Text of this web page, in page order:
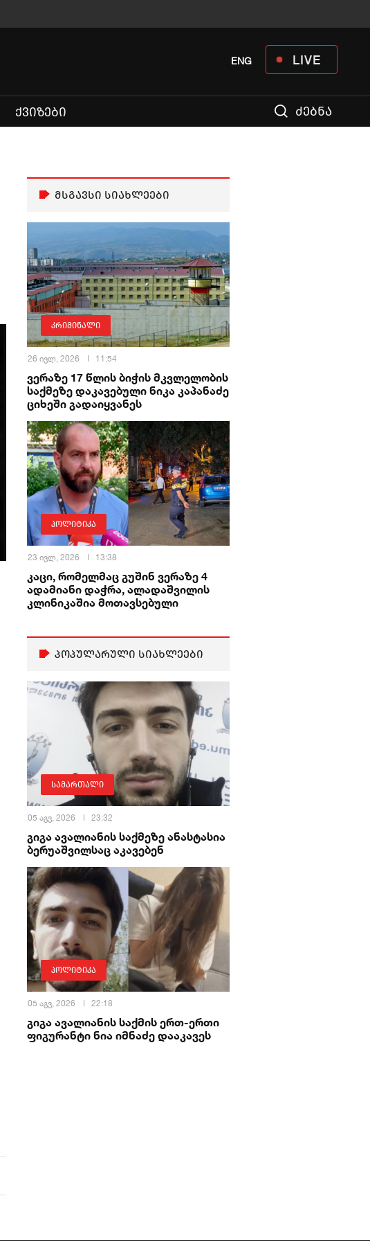
LIVE
ENG
ᲥᲕᲘᲖᲔᲑᲘ ძებნა
მსგავსი სიახლეები
კრიმინალი
26 ივლ, 2026 11:54
ვერაზე 17 წლის ბიჭის მკვლელობის
საქმეზე დაკავებული ნიკა კაპანაძე
ციხეში გადაიყვანეს
პოლიტიკა
23 ივლ, 2026 13:38
კაცი, რომელმაც გუშინ ვერაზე 4
ადამიანი დაჭრა, ალადაშვილის
კლინიკაშია მოთავსებული
პოპულარული სიახლეები
სამართალი
05 აგვ, 2026 23:32
გიგა ავალიანის საქმეზე ანასტასია
ბერუაშვილსაც აკავებენ
პოლიტიკა
05 აგვ, 2026 22:18
გიგა ავალიანის საქმის ერთ-ერთი
ფიგურანტი ნია იმნაძე დააკავეს